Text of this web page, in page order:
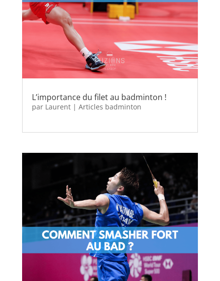
L’importance du filet au badminton !
par Laurent| Articles badminton